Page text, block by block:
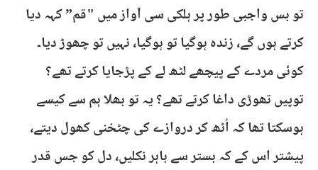
تو بس واجبی طور پر ہلکی سی آواز میں "قم” کہہ دیا
کرتے ہوں گے، زندہ ہوگیا تو ہوگیا، نہیں تو چھوڑ دیا۔
کوئی مردے کے پیچھے لٹھ لے کے پڑجایا کرتے تھے؟
توپیں تھوڑی داغا کرتے تھے؟ یہ تو بھلا ہم سے کیسے
ہوسکتا تھا کہ اُٹھ کر دروازے کی چٹخنی کھول دیتے،
پیشتر اس کے کہ بستر سے باہر نکلیں، دل کو جس قدر